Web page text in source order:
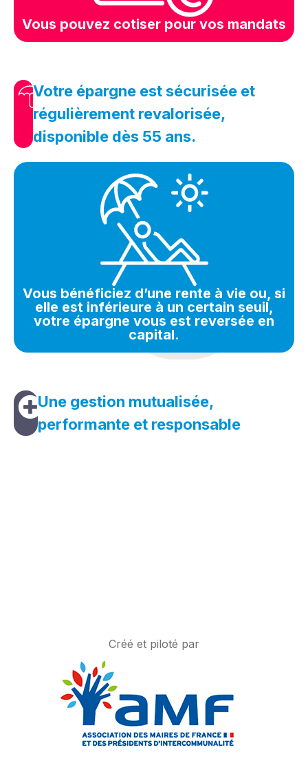
Vous pouvez cotiser pour vos mandats
Votre épargne est sécurisée et
régulièrement revalorisée,
disponible dès 55 ans.
Vous bénéficiez d’une rente à vie ou, si
elle est inférieure à un certain seuil,
votre épargne vous est reversée en
capital.
Une gestion mutualisée,
performante et responsable
Créé et piloté par